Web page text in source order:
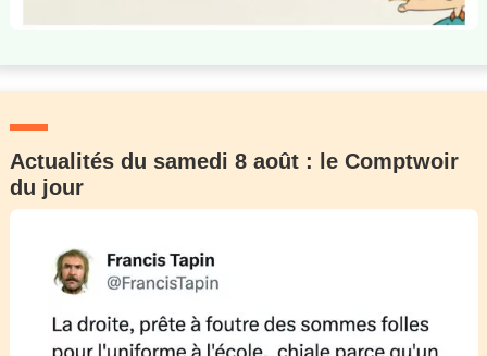
Actualités du samedi 8 août : le Comptwoir
du jour